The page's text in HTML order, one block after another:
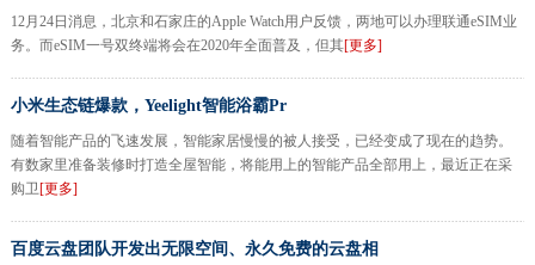
12月24日消息，北京和石家庄的Apple Watch用户反馈，两地可以办理联通eSIM业
务。而eSIM一号双终端将会在2020年全面普及，但其[更多]
小米生态链爆款，Yeelight智能浴霸Pr
随着智能产品的飞速发展，智能家居慢慢的被人接受，已经变成了现在的趋势。
有数家里准备装修时打造全屋智能，将能用上的智能产品全部用上，最近正在采
购卫[更多]
百度云盘团队开发出无限空间、永久免费的云盘相